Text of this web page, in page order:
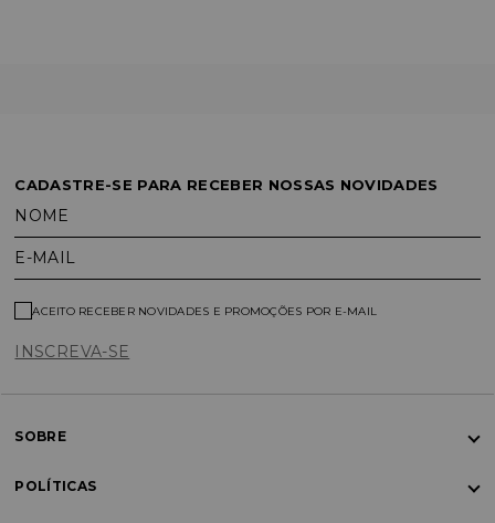
CADASTRE-SE PARA RECEBER NOSSAS NOVIDADES
NOME
E-MAIL
INSCREVA-SE
ACEITO RECEBER NOVIDADES E PROMOÇÕES POR E-MAIL
SOBRE
POLÍTICAS